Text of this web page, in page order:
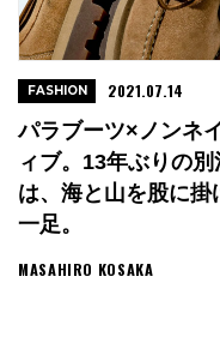
パラブーツ×ノンネ
ィブ。13年ぶりの別
は、海と山を股に掛
一足。
MASAHIRO KOSAKA
FASHION 2021.07.14